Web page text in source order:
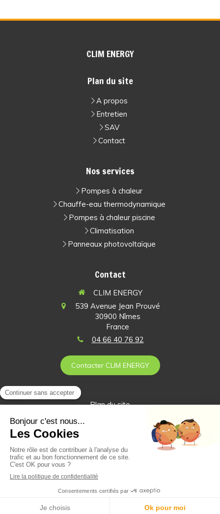
CLIM ENERGY
Plan du site
A propos
Entretien
SAV
Contact
Nos services
Pompes à chaleur
Chauffe-eau thermodynamique
Pompes à chaleur piscine
Climatisation
Panneaux photovoltaïque
Contact
CLIM ENERGY
539 Avenue Jean Prouvé
30900 Nîmes
France
04 66 40 76 92
Contacter CLIM ENERGY
Plan du site
Création et référencement du site par Simplébo
Ce site a été proposé par le 1er Réseau National de professionnels
de la rénovationSynerciel